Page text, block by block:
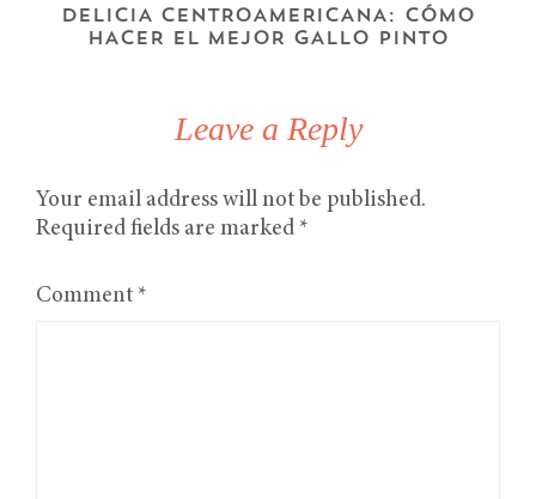
DELICIA CENTROAMERICANA: CÓMO
HACER EL MEJOR GALLO PINTO
Leave a Reply
Your email address will not be published.
Required fields are marked *
Comment *